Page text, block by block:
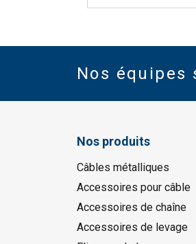
Nos
Nos produits
Câbles métalliques
Accessoires pour câble
Accessoires de chaîne
Accessoires de levage